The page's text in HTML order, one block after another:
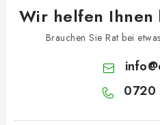
Wir helfen Ihnen
Brauchen Sie Rat bei
info@
0720